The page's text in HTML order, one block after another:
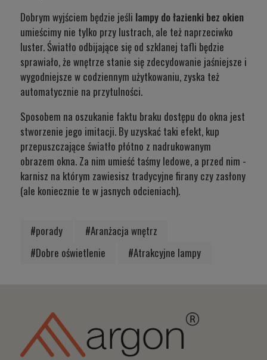
Dobrym wyjściem będzie jeśli lampy do łazienki bez okien
umieścimy nie tylko przy lustrach, ale też naprzeciwko
luster. Światło odbijające się od szklanej tafli będzie
sprawiało, że wnętrze stanie się zdecydowanie jaśniejsze i
wygodniejsze w codziennym użytkowaniu, zyska też
automatycznie na przytulności.
Sposobem na oszukanie faktu braku dostępu do okna jest
stworzenie jego imitacji. By uzyskać taki efekt, kup
przepuszczające światło płótno z nadrukowanym
obrazem okna. Za nim umieść taśmy ledowe, a przed nim -
karnisz na którym zawiesisz tradycyjne firany czy zasłony
(ale koniecznie te w jasnych odcieniach).
#porady
#Aranżacja wnętrz
#Dobre oświetlenie
#Atrakcyjne lampy